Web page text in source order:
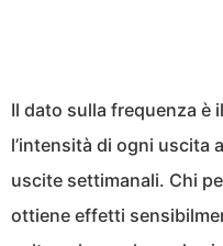
Il dato sulla frequenza è
l’intensità di ogni uscita
uscite settimanali. Chi
ottiene effetti